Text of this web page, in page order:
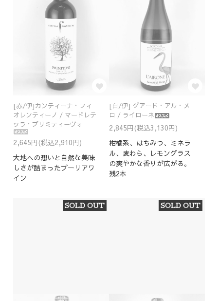
[赤/伊]カンティーナ・フィ
オレンティーノ / マードレテ
ッラ・プリミティーヴォ
2,645円(税込2,910円)
大地への想いと自然な美味
しさが詰まったプーリアワ
イン
[白/伊] グアード・アル・メ
ロ / ライローネ
2,845円(税込3,130円)
柑橘系、はちみつ、ミネラ
ル、麦わら、レモングラス
の爽やかな香りが広がる。
残2本
SOLD OUT SOLD OUT